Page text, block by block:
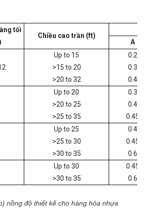
tối
Chiều cao trần (ft)
A
Up to 15
0.2
>15 to 20
0.3
>20 to 32
0.4
Up to 20
0.3
>20 to 25
0.4
>25 to 35
0.45
Up to 25
0.4
>25 to 30
0.45
>30 to 35
0.6
Up to 30
>30 to 35
0.45
0.6
nồng độ thiết kế cho hàng hóa nhựa